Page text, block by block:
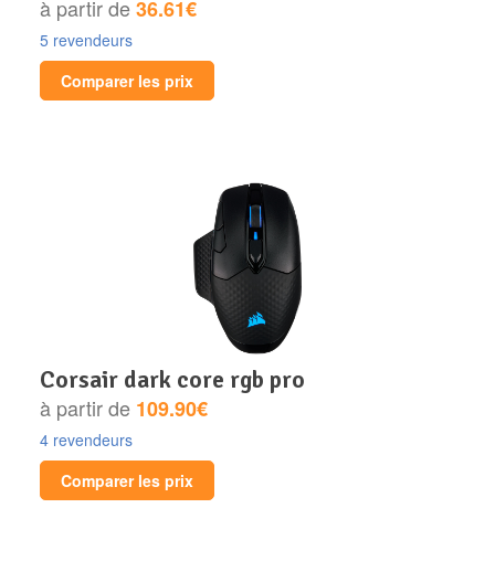
à partir de36.61€
5 revendeurs
Comparer les prix
corsair dark core rgb pro
à partir de 109.90€
4 revendeurs
Comparer les prix